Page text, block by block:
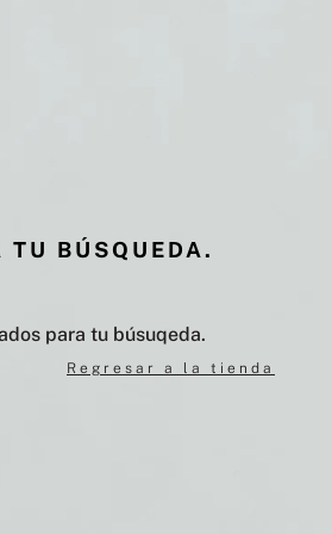
TU BÚSQUEDA.
para tu búsuqeda.
Regresar a la tienda